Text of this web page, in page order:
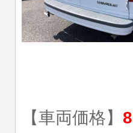
【車両価格】